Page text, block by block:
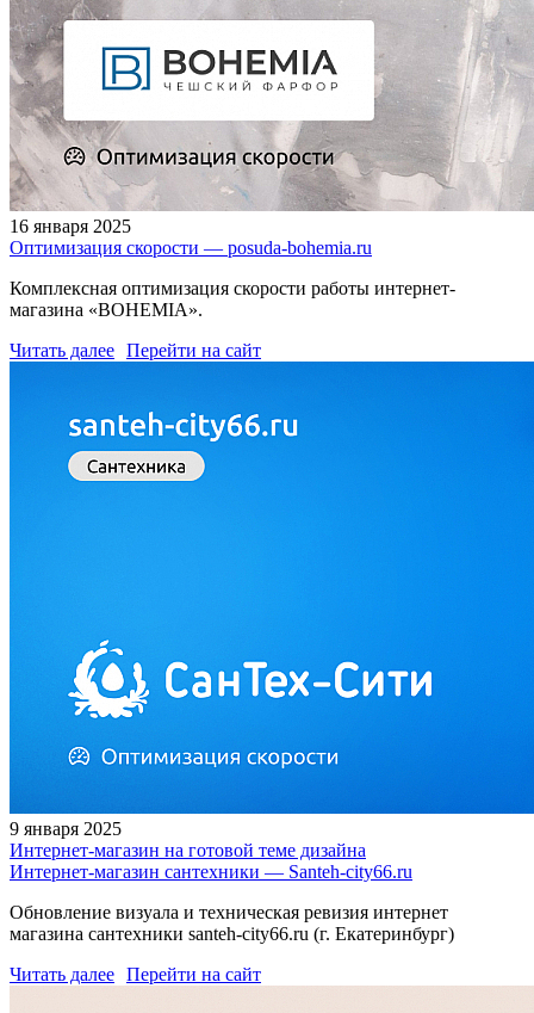
16 января 2025
Оптимизация скорости — posuda-bohemia.ru
Комплексная оптимизация скорости работы интернет-
магазина «BOHEMIA».
Читать далее Перейти на сайт
9 января 2025
Интернет-магазин на готовой теме дизайна
Интернет-магазин сантехники — Santeh-city66.ru
Обновление визуала и техническая ревизия интернет
магазина сантехники santeh-city66.ru (г. Екатеринбург)
Читать далее Перейти на сайт